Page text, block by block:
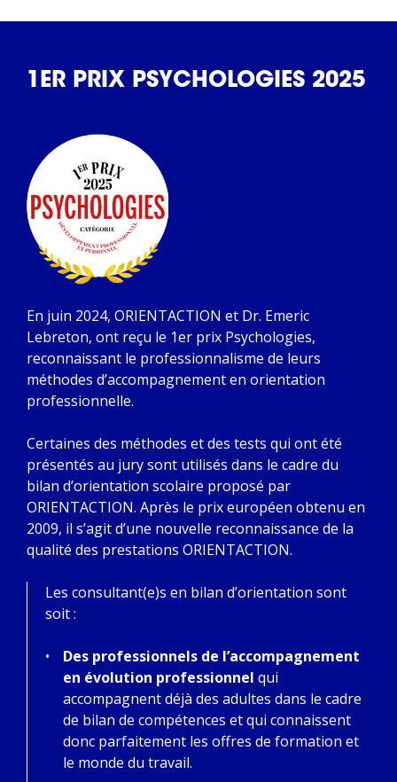
1ER PRIX PSYCHOLOGIES 2025
En juin 2024, ORIENTACTION et Dr. Emeric
Lebreton, ont reçu le 1er prix Psychologies,
reconnaissant le professionnalisme de leurs
méthodes d’accompagnement en orientation
professionnelle.
Certaines des méthodes et des tests qui ont été
présentés au jury sont utilisés dans le cadre du
bilan d’orientation scolaire proposé par
ORIENTACTION. Après le prix européen obtenu en
2009, il s’agit d’une nouvelle reconnaissance de la
qualité des prestations ORIENTACTION.
Les consultant(e)s en bilan d’orientation sont
soit :
Des professionnels de l’accompagnement
en évolution professionnel qui
accompagnent déjà des adultes dans le cadre
de bilan de compétences et qui connaissent
donc parfaitement les offres de formation et
le monde du travail.